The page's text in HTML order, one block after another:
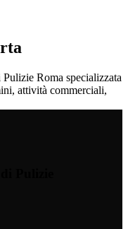
Roma specializzata
attività commerciali,